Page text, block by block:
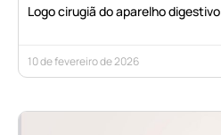
Logo cirugiã do aparelho digestivo
10 de fevereiro de 2026